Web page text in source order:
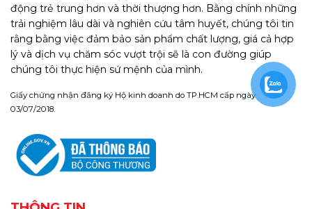
động trẻ trung hơn và thời thượng hơn. Bằng chính những
trải nghiệm lâu dài và nghiên cứu tâm huyết, chúng tôi tin
rằng bằng việc đảm bảo sản phẩm chất lượng, giá cả hợp
lý và dịch vụ chăm sóc vượt trội sẽ là con đường giúp
chúng tôi thực hiện sứ mệnh của mình.
Giấy chứng nhận đăng ký Hộ kinh doanh do TP.HCM cấp ngày
03/07/2018.